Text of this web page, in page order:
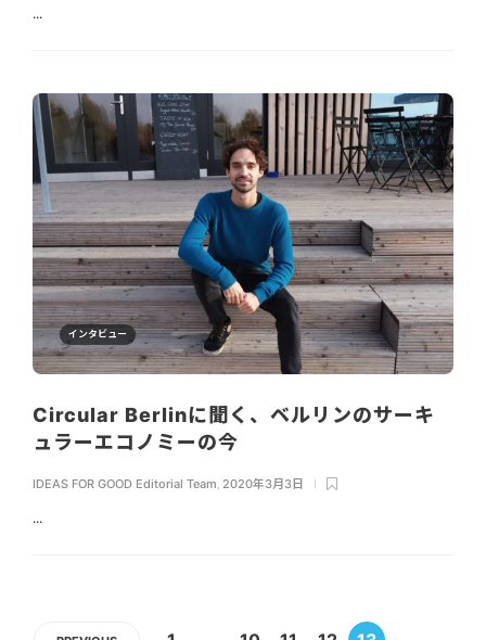
...
インタビュー
Circular Berlinに聞く、ベルリンのサーキ
ュラーエコノミーの今
IDEAS FOR GOOD Editorial Team 2020年3月3日
...